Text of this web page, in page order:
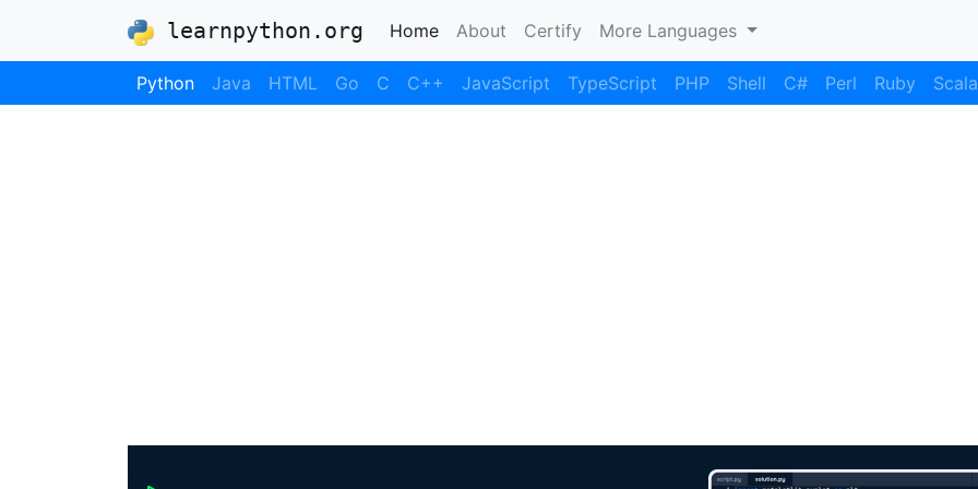
learnpython.org Home(current)
About Certify More Languages
Python Java HTML Go C C++ JavaScript TypeScript PHP Shell C# Perl Ruby Scala